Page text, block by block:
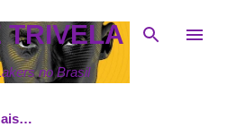
conteúdo principal
TRIVELA
no Brasil